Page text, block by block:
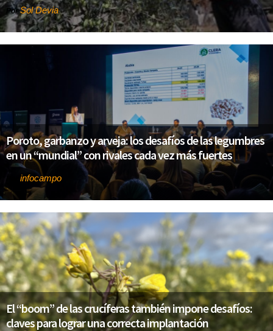
PorSol Devia
Poroto, garbanzo y arveja: los desafíos de las legumbres
en un “mundial” con rivales cada vez más fuertes
infocampo
El “boom” de las crucíferas también impone desafíos:
claves para lograr una correcta implantación